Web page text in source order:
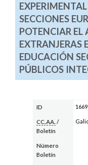
SECCIONES
POTENCIAR EL
EXTRANJERAS
EDUCACIÓN
PÚBLICOS
ID 1669
CC.AA. /
Boletín
Número
Boletín